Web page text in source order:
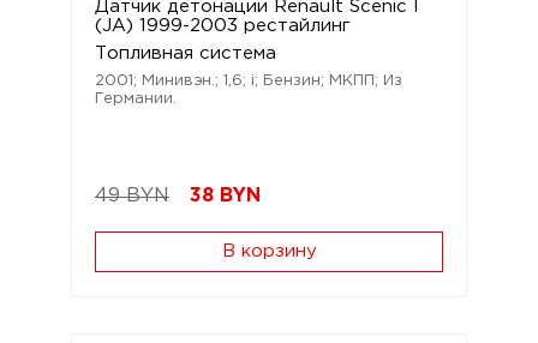
Датчик детонации Renault Scenic I
(JA) 1999-2003 рестайлинг
Топливная система
2001; Минивэн.; 1,6; i; Бензин; МКПП; Из
Германии.
49 BYN 38 BYN
В корзину